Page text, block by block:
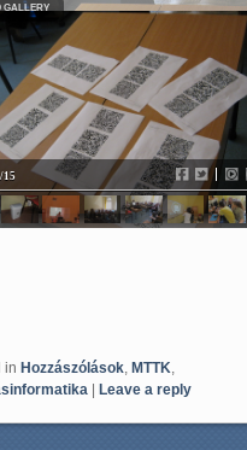
15
GALLERY
in Hozzászólások, MTTK,
Leave a reply